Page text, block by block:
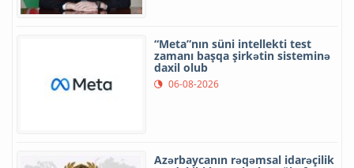
“Meta”nın süni intellekti test
zamanı başqa şirkətin sisteminə
daxil olub
06-08-2026
Azərbaycanın rəqəmsal idarəçilik